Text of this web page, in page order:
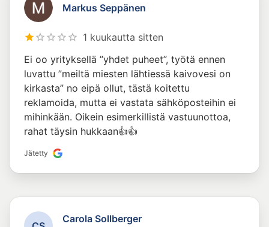
Markus Seppänen
1 kuukautta sitten
Ei oo yrityksellä ”yhdet puheet”, työtä ennen
luvattu ”meiltä miesten lähtiessä kaivovesi on
kirkasta” no eipä ollut, tästä koitettu
reklamoida, mutta ei vastata sähköposteihin ei
mihinkään. Oikein esimerkillistä vastuunottoa,
rahat täysin hukkaan👍👍
Jätetty
Carola Sollberger